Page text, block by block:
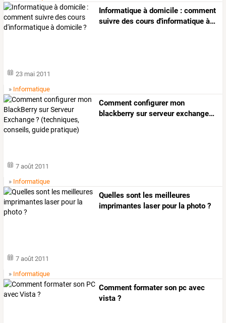
Informatique à domicile : comment
suivre des cours d'informatique à…
23 mai 2011
» Informatique
Comment configurermon
blackberry surserveurexchange…
7 août 2011
» Informatique
Quelles sont les meilleures
imprimantes laser pour la photo ?
7 août 2011
» Informatique
Comment formater son pc avec
vista ?